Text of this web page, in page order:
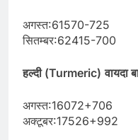
अगस्त:61570-725
सितम्बर:62415-700
हल्दी (Turmeric) वायदा
अगस्त:16072+706
अक्टूबर:17526+992